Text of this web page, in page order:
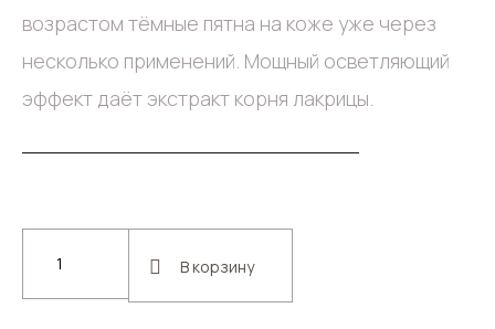
возрастом тёмные пятна на коже уже через
несколько применений. Мощный осветляющий
эффект даёт экстракт корня лакрицы.
В корзину